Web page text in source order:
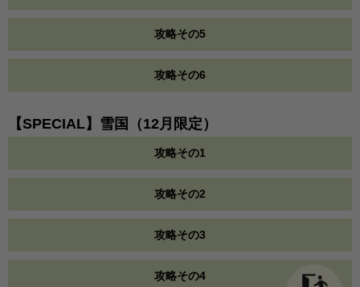
攻略その5
攻略その6
【SPECIAL】雪国（12月限定）
攻略その1
攻略その2
攻略その3
攻略その4